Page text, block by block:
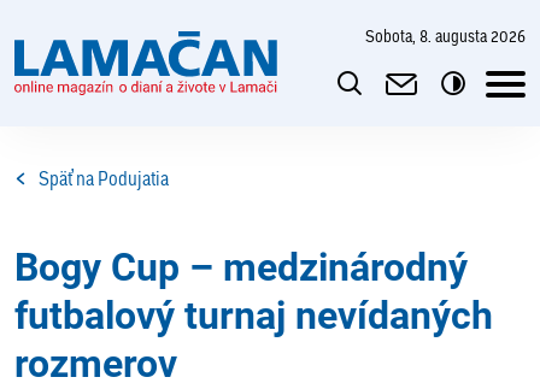
sobota, 8. augusta 2026
Späť na Podujatia
Bogy Cup – medzinárodný
futbalový turnaj nevídaných
rozmerov